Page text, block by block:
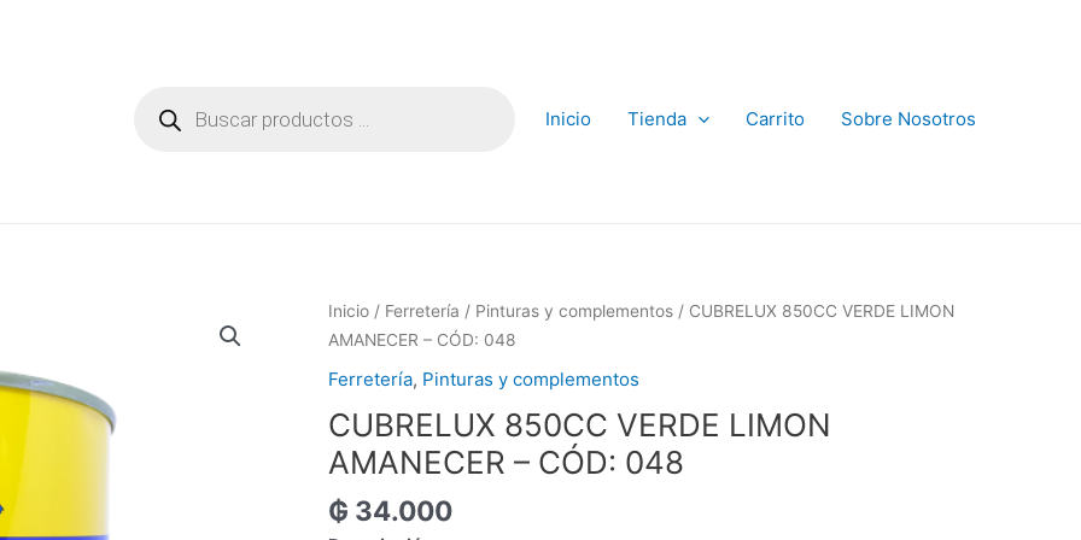
productos Inicio Tienda Carrito Sobre Nosotros
Inicio / Ferretería / Pinturas y complementos / CUBRELUX 850CC VERDE LIMON
AMANECER – CÓD: 048
Ferretería, Pinturas y complementos
CUBRELUX 850CC VERDE LIMON
AMANECER – CÓD: 048
₲ 34.000